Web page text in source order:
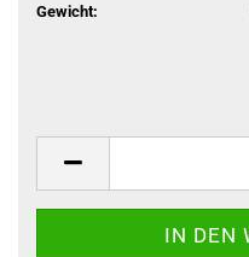
Gewicht: